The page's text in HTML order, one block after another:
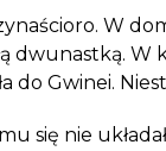
W
dwunastką.
do Gwinei.
się nie